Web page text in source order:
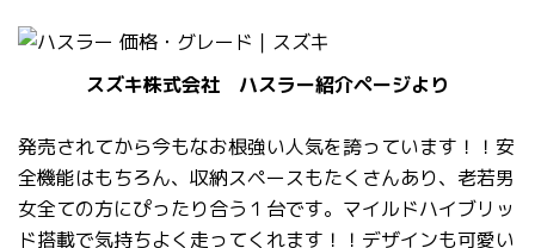
スズキ株式会社 ハスラー紹介ページより
発売されてから今もなお根強い人気を誇っています！！安
全機能はもちろん、収納スペースもたくさんあり、老若男
女全ての方にぴったり合う１台です。マイルドハイブリッ
ド搭載で気持ちよく走ってくれます！！デザインも可愛い